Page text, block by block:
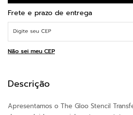
Não sei meu CEP
Descrição
Apresentamos o The Gloo Stencil